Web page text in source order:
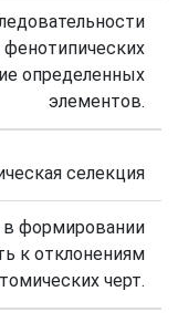
определенных
элементов.
селекция
формировании
к отклонениям
черт.